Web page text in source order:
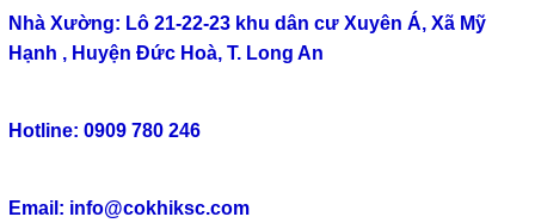
Nhà Xường: Lô 21-22-23 khu dân cư Xuyên Á, Xã Mỹ
Hạnh , Huyện Đức Hoà, T. Long An
Hotline: 0909 780 246
Email: info@cokhiksc.com